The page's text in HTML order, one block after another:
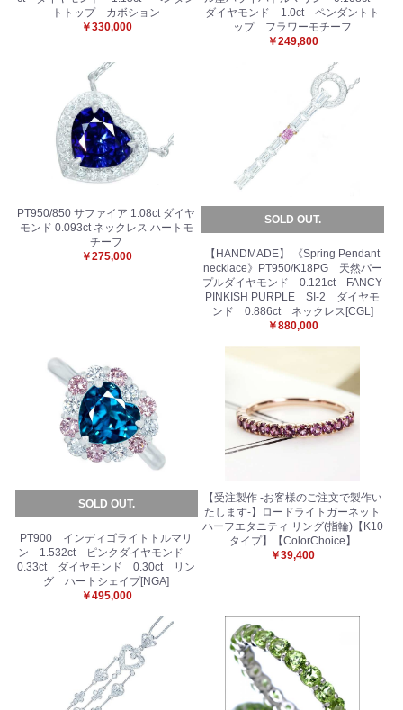
トトップ カボション
￥330,000
ダイヤモンド 1.0ct ペンダントト
ップ フラワーモチーフ
￥249,800
PT950/850 サファイア 1.08ct ダイヤ
モンド 0.093ct ネックレス ハートモ
チーフ
￥275,000
SOLD OUT.
【HANDMADE】 《Spring Pendant
necklace》PT950/K18PG 天然パー
プルダイヤモンド 0.121ct FANCY
PINKISH PURPLE SI-2 ダイヤモ
ンド 0.886ct ネックレス[CGL]
￥880,000
SOLD OUT.
PT900 インディゴライトトルマリ
ン 1.532ct ピンクダイヤモンド
0.33ct ダイヤモンド 0.30ct リン
グ ハートシェイプ[NGA]
￥495,000
【受注製作 -お客様のご注文で製作い
たします-】ロードライトガーネット
ハーフエタニティ リング(指輪)【K10
タイプ】【ColorChoice】
￥39,400
お買い物を続ける カートへ進む